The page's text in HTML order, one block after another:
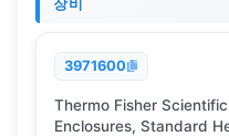
장비
3971600
Thermo Fisher
Enclosures, Standard